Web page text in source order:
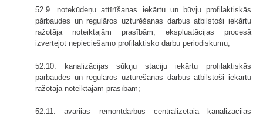
52.9. notekūdeņu attīrīšanas iekārtu un būvju profilaktiskās
pārbaudes un regulāros uzturēšanas darbus atbilstoši iekārtu
ražotāja noteiktajām prasībām, ekspluatācijas procesā
izvērtējot nepieciešamo profilaktisko darbu periodiskumu;
52.10. kanalizācijas sūkņu staciju iekārtu profilaktiskās
pārbaudes un regulāros uzturēšanas darbus atbilstoši iekārtu
ražotāja noteiktajām prasībām;
52.11. avārijas remontdarbus centralizētajā kanalizācijas